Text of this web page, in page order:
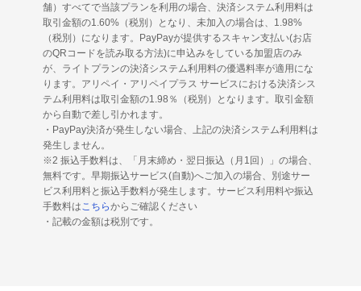
舗）すべてで当該プランを利用の場合、決済システム利用料は
取引金額の1.60%（税別）となり、未加入の場合は、1.98%
（税別）になります。PayPayが提供するスキャン支払い(お店
のQRコードを読み取る方法)に申込みをしている加盟店のみ
が、ライトプランの決済システム利用料の優遇料率が適用にな
ります。アリペイ・アリペイプラス サービスにおける決済シス
テム利用料は取引金額の1.98％（税別）となります。取引金額
から自動で差し引かれます。
・PayPay決済が発生しない場合、上記の決済システム利用料は
発生しません。
※2 振込手数料は、「月末締め・翌日振込（月1回）」の場合、
無料です。早期振込サービス(自動)へご加入の場合、別途サー
ビス利用料と振込手数料が発生します。サービス利用料や振込
手数料はこちらからご確認ください
・記載の金額は税別です。